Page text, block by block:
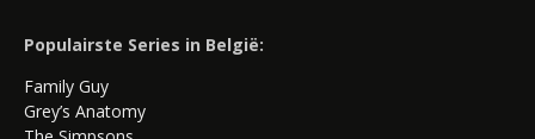
Populairste Series in België:
Family Guy
Grey’s Anatomy